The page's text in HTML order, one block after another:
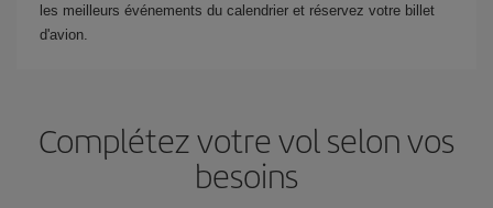
les meilleurs événements du calendrier et réservez votre billet
d'avion.
Complétez votre vol selon vos
besoins